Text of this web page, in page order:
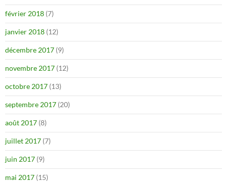
février 2018 (7)
janvier 2018 (12)
décembre 2017 (9)
novembre 2017 (12)
octobre 2017 (13)
septembre 2017 (20)
août 2017 (8)
juillet 2017 (7)
juin 2017 (9)
mai 2017 (15)